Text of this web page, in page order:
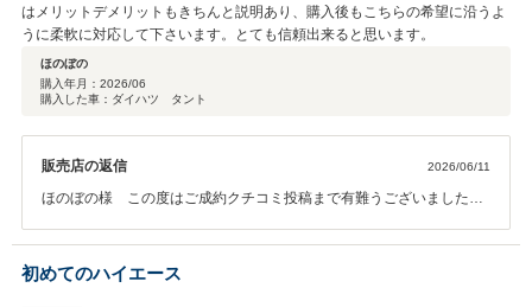
はメリットデメリットもきちんと説明あり、購入後もこちらの希望に沿うよ
うに柔軟に対応して下さいます。とても信頼出来ると思います。
ほのぼの
購入年月： 2026/06
購入した車：ダイハツ タント
販売店の返信 2026/06/11
ほのぼの様 この度はご成約クチコミ投稿まで有難うございました。
２台目のご購入で御座いますね。いかがでしょうかミライースからタ
ントカスタムにお乗り換え。いろいろと操作が御座いますのでわから
初めてのハイエース